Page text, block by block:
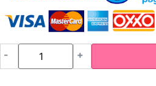
- +